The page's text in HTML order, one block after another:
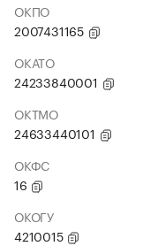
ОКПО
2007431165
ОКАТО
24233840001
ОКТМО
24633440101
ОКФС
16
ОКОГУ
4210015